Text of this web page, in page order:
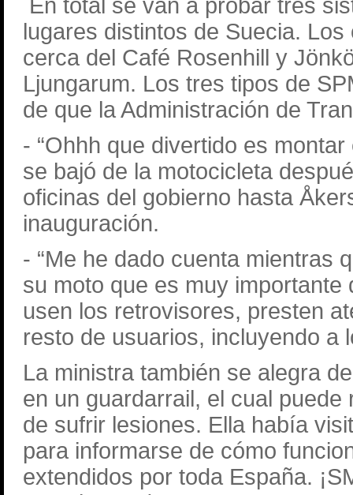
En total se van a probar tres
lugares distintos de Suecia.
cerca del Café Rosenhill y
Ljungarum. Los tres tipos de
de que la Administración de
- “Ohhh que divertido es
se bajó de la motocicleta
oficinas del gobierno hasta
inauguración.
- “Me he dado cuenta mientras
su moto que es muy
usen los retrovisores, presten
resto de usuarios, incluyendo a
La ministra también se alegra
en un guardarrail, el cual
de sufrir lesiones. Ella había
para informarse de cómo
extendidos por toda España.